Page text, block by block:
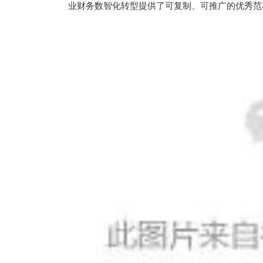
业财务数智化转型提供了可复制、可推广的优秀